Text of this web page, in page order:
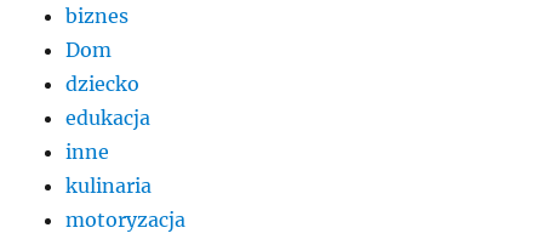
biznes
Dom
dziecko
edukacja
inne
kulinaria
motoryzacja